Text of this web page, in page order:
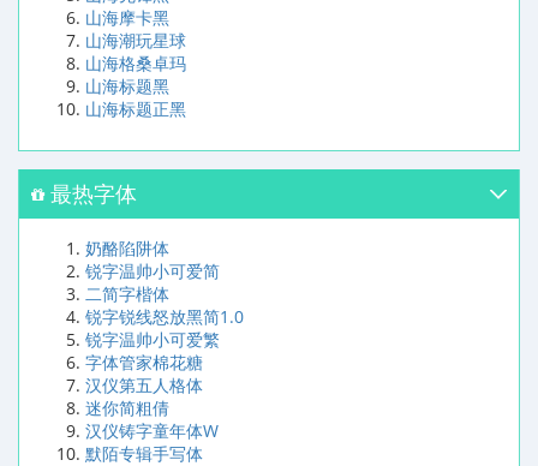
山海摩卡黑
山海潮玩星球
山海格桑卓玛
山海标题黑
山海标题正黑
最热字体
奶酪陷阱体
锐字温帅小可爱简
二简字楷体
锐字锐线怒放黑简1.0
锐字温帅小可爱繁
字体管家棉花糖
汉仪第五人格体
迷你简粗倩
汉仪铸字童年体W
默陌专辑手写体